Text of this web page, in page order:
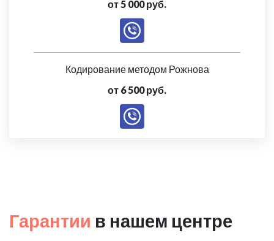
от 5 000 руб.
Кодирование методом Рожнова
от 6 500 руб.
Гарантии в нашем центре